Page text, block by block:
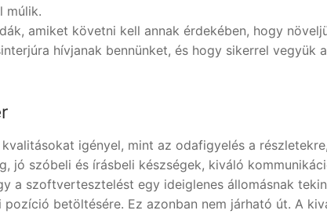
múlik.
amiket követni kell annak érdekében, hogy
hívjanak bennünket, és hogy sikerrel vegyük
igényel, mint az odafigyelés a
jó szóbeli és írásbeli készségek, kiváló
a szoftvertesztelést egy ideiglenes állomásnak
betöltésére. Ez azonban nem járható út. A